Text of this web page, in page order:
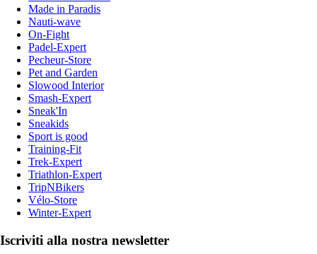
Made in Paradis
Nauti-wave
On-Fight
Padel-Expert
Pecheur-Store
Pet and Garden
Slowood Interior
Smash-Expert
Sneak'In
Sneakids
Sport is good
Training-Fit
Trek-Expert
Triathlon-Expert
TripNBikers
Vélo-Store
Winter-Expert
Iscriviti alla nostra newsletter